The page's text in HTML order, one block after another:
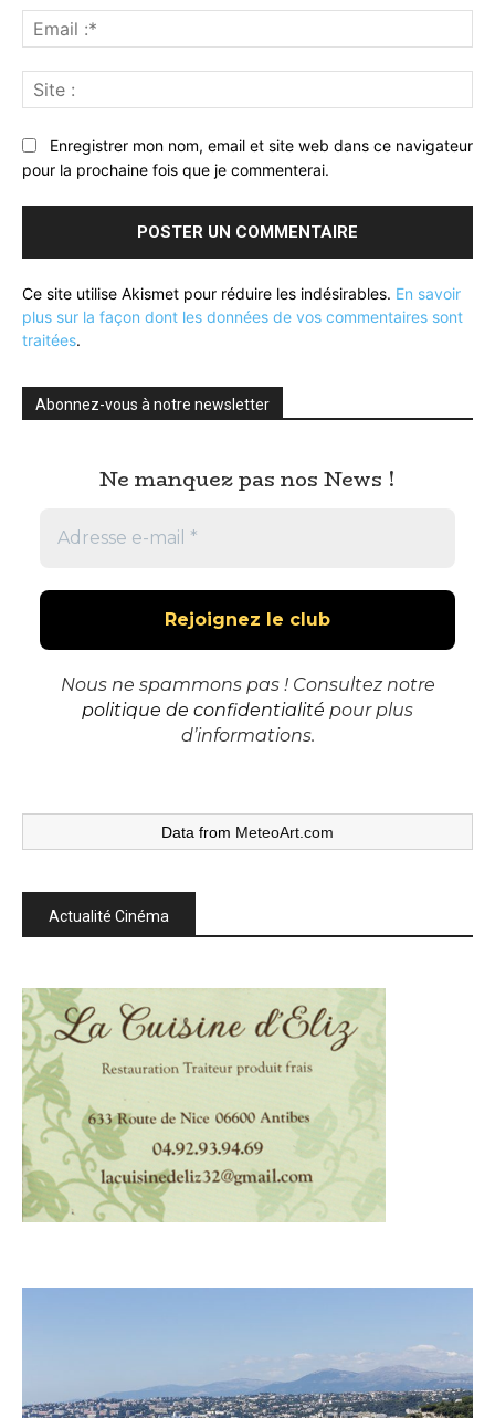
:*
:
Enregistrer mon nom, email et site web dans ce navigateur
pour la prochaine fois que je commenterai.
Ce site utilise Akismet pour réduire les indésirables. En savoir
plus sur la façon dont les données de vos commentaires sont
traitées.
Abonnez-vous à notre newsletter
Ne manquez pas nos News !
Nous ne spammons pas ! Consultez notre
politique de confidentialité pour plus
d’informations.
Data from MeteoArt.com
Actualité Cinéma